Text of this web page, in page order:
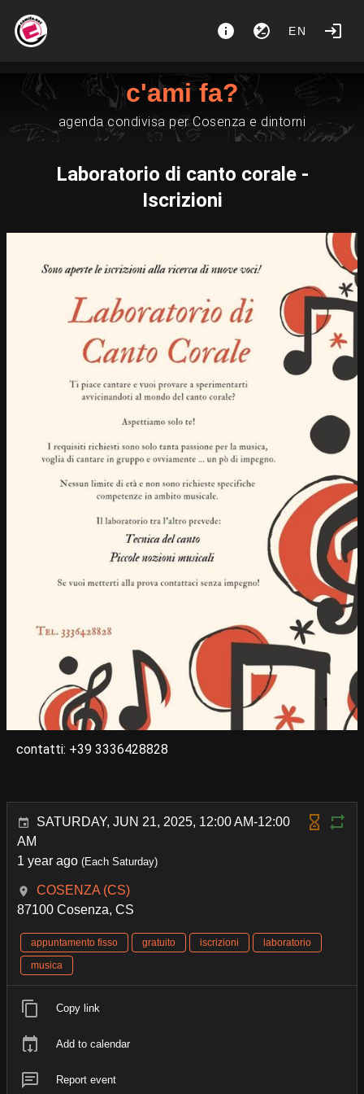
EN
c'ami fa?
agenda condivisa per Cosenza e dintorni
Laboratorio di canto corale -
Iscrizioni
contatti: +39 3336428828
SATURDAY, JUN 21, 2025, 12:00 AM-12:00
AM
1 year ago (Each Saturday)
COSENZA (CS)
87100 Cosenza, CS
appuntamento fisso gratuito iscrizioni
laboratorio
musica
Copy link
Add to calendar
Report event